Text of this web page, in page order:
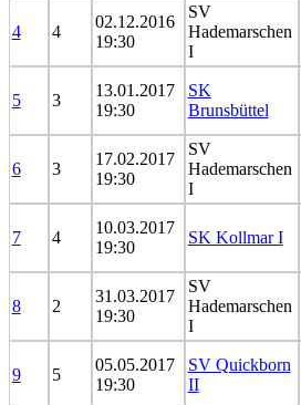
4 4
02.12.2016
19:30
SV
Hademarschen
I
5 3
13.01.2017
19:30
SK
Brunsbüttel
6 3
17.02.2017
19:30
SV
Hademarschen
I
7 4
10.03.2017
19:30
SK Kollmar I
8 2
31.03.2017
19:30
SV
Hademarschen
I
9 5
05.05.2017
19:30
SV Quickborn
II